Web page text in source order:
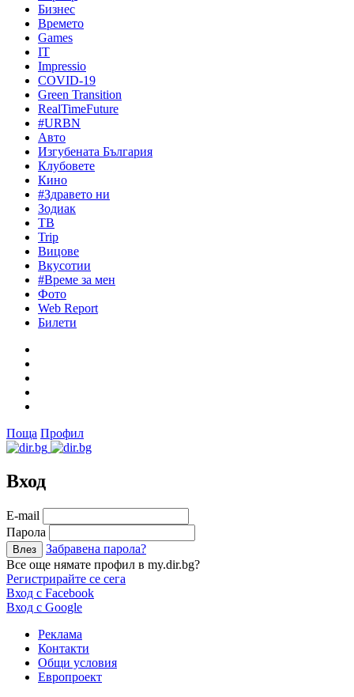
Бизнес
Времето
Games
IT
Impressio
COVID-19
Green Transition
RealTimeFuture
#URBN
Авто
Изгубената България
Клубовете
Кино
#Здравето ни
Зодиак
ТВ
Trip
Вицове
Вкусотии
#Време за мен
Фото
Web Report
Билети
Поща Профил
Вход
Е-mail
Парола
Забравена парола?
Все още нямате профил в my.dir.bg?
Регистрирайте се сега
Вход с Facebook
Вход с Google
Реклама
Контакти
Общи условия
Европроект